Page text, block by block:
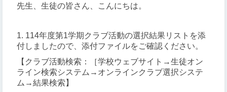
先生、生徒の皆さん、こんにちは。
1. 114年度第1学期クラブ活動の選択結果リストを添
付しましたので、添付ファイルをご確認ください。
【クラブ活動検索：［学校ウェブサイト→生徒オン
ライン検索システム→オンラインクラブ選択システ
ム→結果検索】